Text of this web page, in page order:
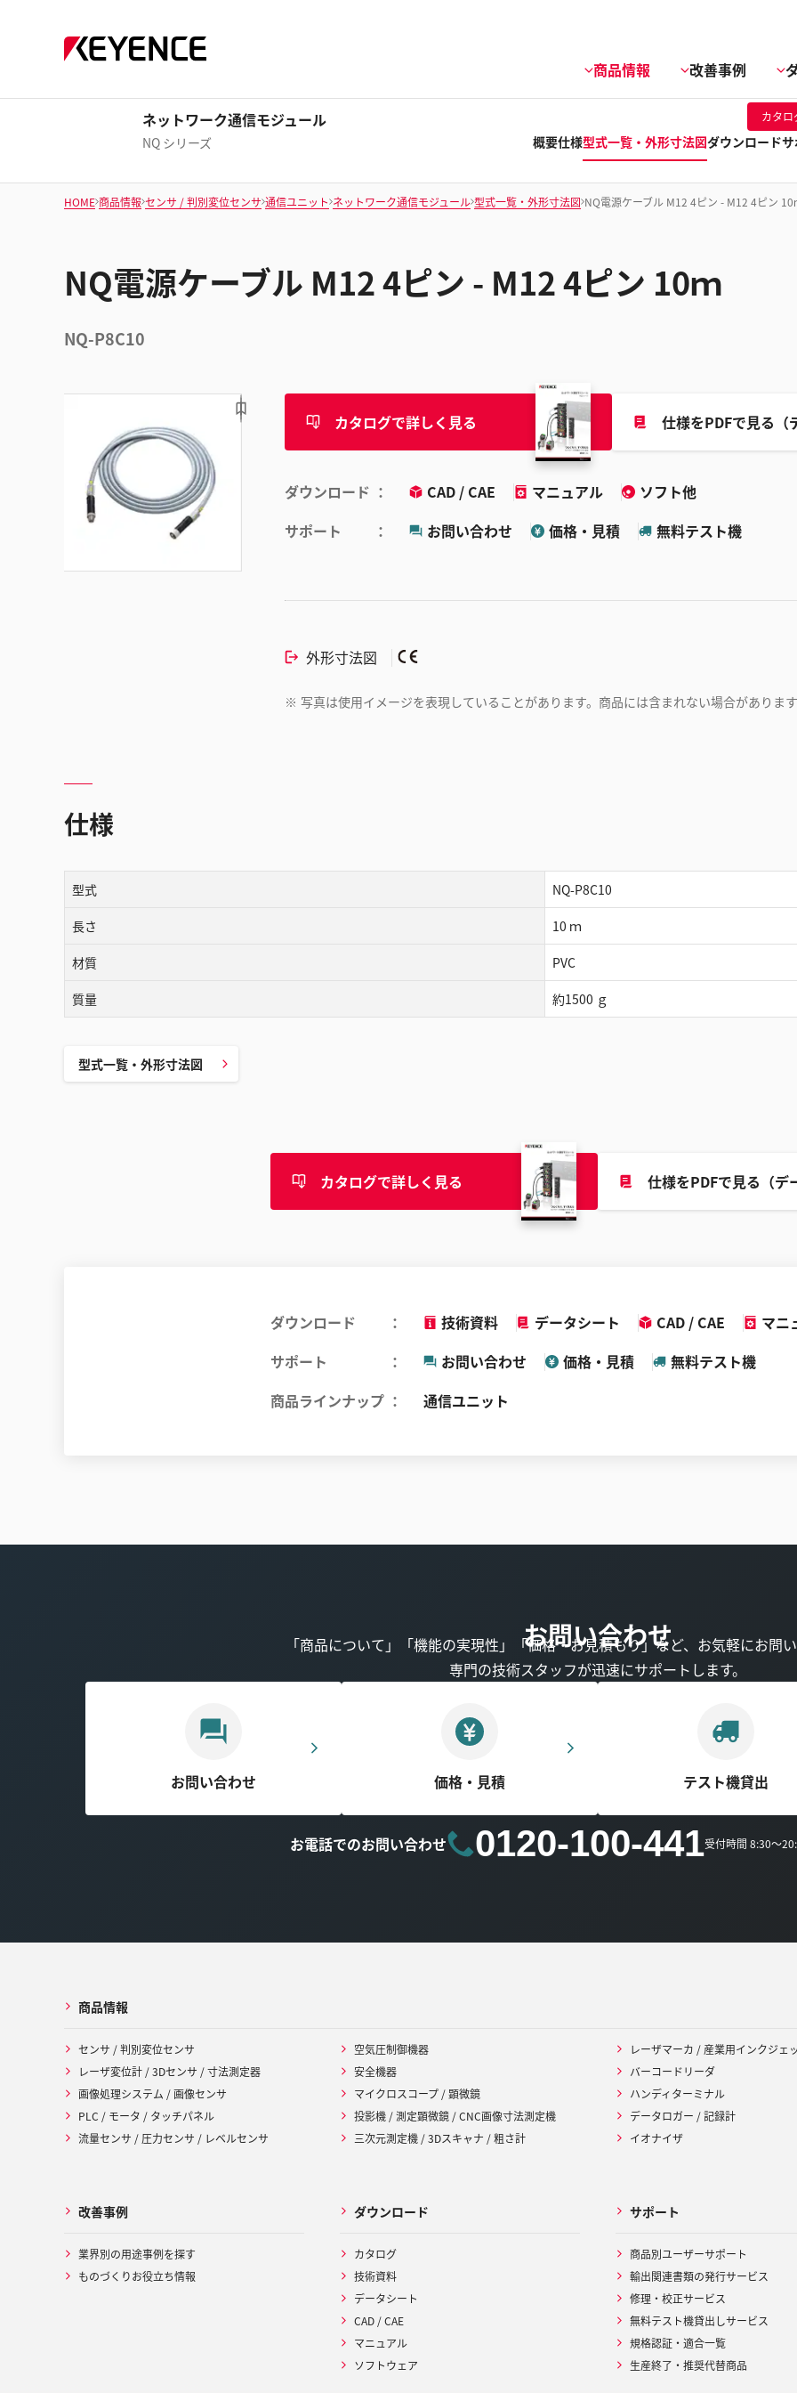
商品情報 改善事例
ネットワーク通信モジュール
NQ シリーズ
カタロ
概要仕様型式一覧・外形寸法図ダウンロードサ
HOME 商品情報 センサ / 判別変位センサ 通信ユニット ネットワーク通信モジュール 型式一覧・外形寸法図 NQ電源ケーブル M12 4ピン - M12 4ピン 10
NQ電源ケーブル M12 4ピン - M12 4ピン 10ｍ
NQ-P8C10
カタログで詳しく見る 仕様をPDFで見る（
ダウンロード CAD / CAE マニュアル
ソフト他
サポート
お問い合わせ 価格・見積 無料テスト機
外形寸法図
※ 写真は使用イメージを表現していることがあります。商品には含まれない場合がありま
仕様
型式 NQ-P8C10
長さ 10 ｍ
材質 PVC
質量 約1500 ｇ
型式一覧・外形寸法図
カタログで詳しく見る 仕様をPDFで見る（デ
ダウンロード 技術資料 データシート CAD / CAE マニ
サポート
お問い合わせ 価格・見積
無料テスト機
商品ラインナップ
通信ユニット
お問い合わせ
「商品について」「機能の実現性」「価格・お見積もり」など、お気軽にお問
専門の技術スタッフが迅速にサポートします。
お問い合わせ 価格・見積 テスト機貸出
お電話でのお問い合わせ 0120-100-441受付時間 8:30～
商品情報
センサ / 判別変位センサ
レーザ変位計 / 3Dセンサ / 寸法測定器
画像処理システム / 画像センサ
PLC / モータ / タッチパネル
流量センサ / 圧力センサ / レベルセンサ
空気圧制御機器
安全機器
マイクロスコープ / 顕微鏡
投影機 / 測定顕微鏡 / CNC画像寸法測定機
三次元測定機 / 3Dスキャナ / 粗さ計
レーザマーカ / 産業用インクジェ
バーコードリーダ
ハンディターミナル
データロガー / 記録計
イオナイザ
改善事例
業界別の用途事例を探す
ものづくりお役立ち情報
ダウンロード
カタログ
技術資料
データシート
CAD / CAE
マニュアル
ソフトウェア
サポート
商品別ユーザーサポート
輸出関連書類の発行サービス
修理・校正サービス
無料テスト機貸出しサービス
規格認証・適合一覧
生産終了・推奨代替商品